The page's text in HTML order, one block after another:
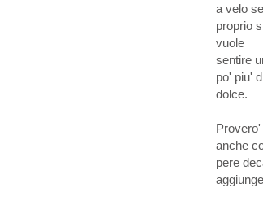
a velo se
proprio
vuole
sentire
po' piu'
dolce.
Provero'
anche
pere